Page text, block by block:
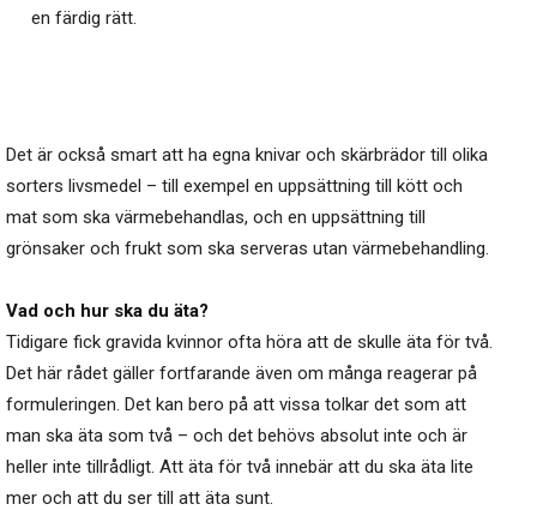
en färdig rätt.
Det är också smart att ha egna knivar och skärbrädor till olika
sorters livsmedel – till exempel en uppsättning till kött och
mat som ska värmebehandlas, och en uppsättning till
grönsaker och frukt som ska serveras utan värmebehandling.
Vad och hur ska du äta?
Tidigare fick gravida kvinnor ofta höra att de skulle äta för två.
Det här rådet gäller fortfarande även om många reagerar på
formuleringen. Det kan bero på att vissa tolkar det som att
man ska äta som två – och det behövs absolut inte och är
heller inte tillrådligt. Att äta för två innebär att du ska äta lite
mer och att du ser till att äta sunt.